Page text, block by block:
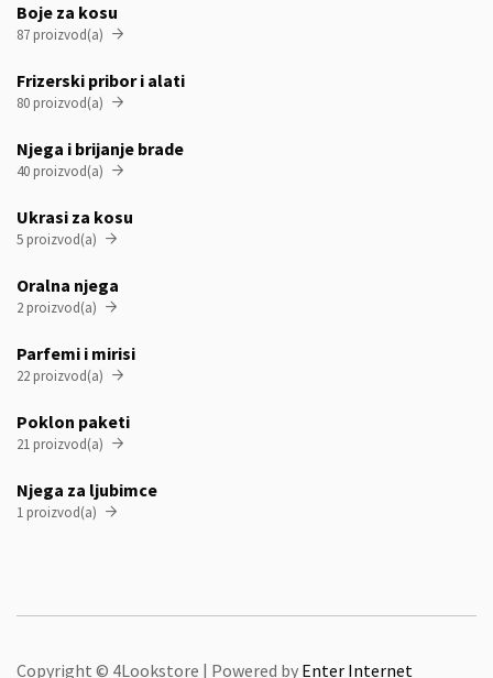
Boje za kosu
87 proizvod(a) 
Frizerski pribor i alati
80 proizvod(a) 
Njega i brijanje brade
40 proizvod(a) 
Ukrasi za kosu
5 proizvod(a) 
Oralna njega
2 proizvod(a) 
Parfemi i mirisi
22 proizvod(a) 
Poklon paketi
21 proizvod(a) 
Njega za ljubimce
1 proizvod(a) 
Copyright © 4Lookstore | Powered by Enter Internet